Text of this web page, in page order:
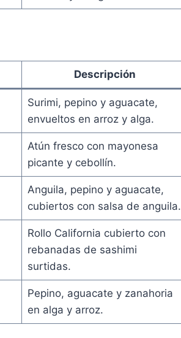
Descripción
Surimi, pepino y aguacate,
envueltos en arroz y alga.
Atún fresco con mayonesa
picante y cebollín.
Anguila, pepino y aguacate,
cubiertos con salsa de anguila.
Rollo California cubierto con
rebanadas de sashimi
surtidas.
Pepino, aguacate y zanahoria
en alga y arroz.